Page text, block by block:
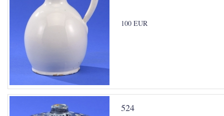
100 EUR
524